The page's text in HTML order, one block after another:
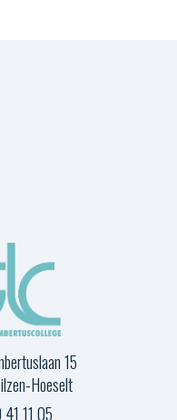
15
Hoeselt
11 05